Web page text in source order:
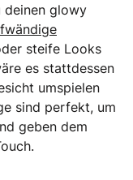
deinen glowy
steife Looks
es stattdessen
umspielen
sind perfekt, um
geben dem